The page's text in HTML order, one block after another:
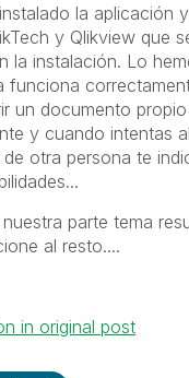
la aplicación
y Qlikview que
la instalación. Lo
funciona
un documento
y cuando intentas
otra persona te
parte tema
al resto....
in original post